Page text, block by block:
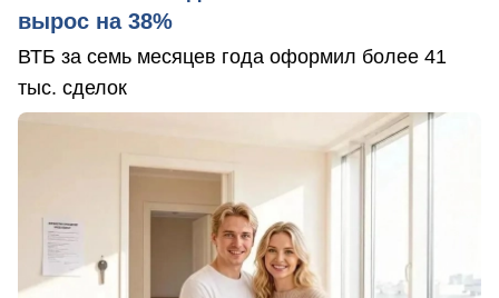
вырос на 38%
ВТБ за семь месяцев года оформил более 41
тыс. сделок